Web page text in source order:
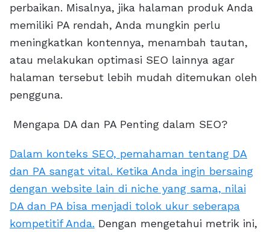
perbaikan. Misalnya, jika halaman produk Anda
memiliki PA rendah, Anda mungkin perlu
meningkatkan kontennya, menambah tautan,
atau melakukan optimasi SEO lainnya agar
halaman tersebut lebih mudah ditemukan oleh
pengguna.
Mengapa DA dan PA Penting dalam SEO?
Dalam konteks SEO, pemahaman tentang DA
dan PA sangat vital. Ketika Anda ingin bersaing
dengan website lain di niche yang sama, nilai
DA dan PA bisa menjadi tolok ukur seberapa
kompetitif Anda. Dengan mengetahui metrik ini,